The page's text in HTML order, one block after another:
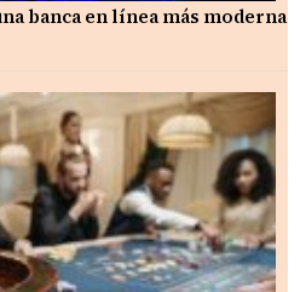
banca en línea más moderna